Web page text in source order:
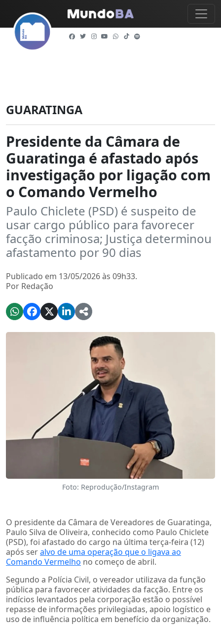
GUARATINGA
Presidente da Câmara de
Guaratinga é afastado após
investigação por ligação com
o Comando Vermelho
Paulo Chiclete (PSD) é suspeito de
usar cargo público para favorecer
facção criminosa; Justiça determinou
afastamento por 90 dias
Publicado em 13/05/2026 às 09h33.
Por Redação
Foto: Reprodução/Instagram
O presidente da Câmara de Vereadores de Guaratinga,
Paulo Silva de Oliveira, conhecido como Paulo Chiclete
(PSD), foi afastado do cargo na última terça-feira (12)
após seralvo de uma operação que o ligava ao
Comando Vermelho no começo de abril.
Segundo a Polícia Civil, o vereador utilizava da função
pública para favorecer atividades da facção. Entre os
indícios levantados pela corporação estão o possível
repasse de informações privilegiadas, apoio logístico e
uso de influência política em benefício da organização.